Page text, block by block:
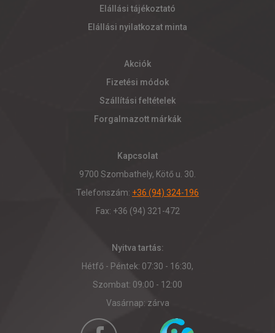
Elállási tájékoztató
Elállási nyilatkozat minta
Akciók
Fizetési módok
Szállítási feltételek
Forgalmazott márkák
Kapcsolat
9700 Szombathely, Kötő u. 30.
Telefonszám: +36 (94) 324-196
Fax: +36 (94) 321-472
Nyitva tartás:
Hétfő - Péntek: 07:30 - 16:30,
Szombat: 09:00 - 12:00
Vasárnap: zárva